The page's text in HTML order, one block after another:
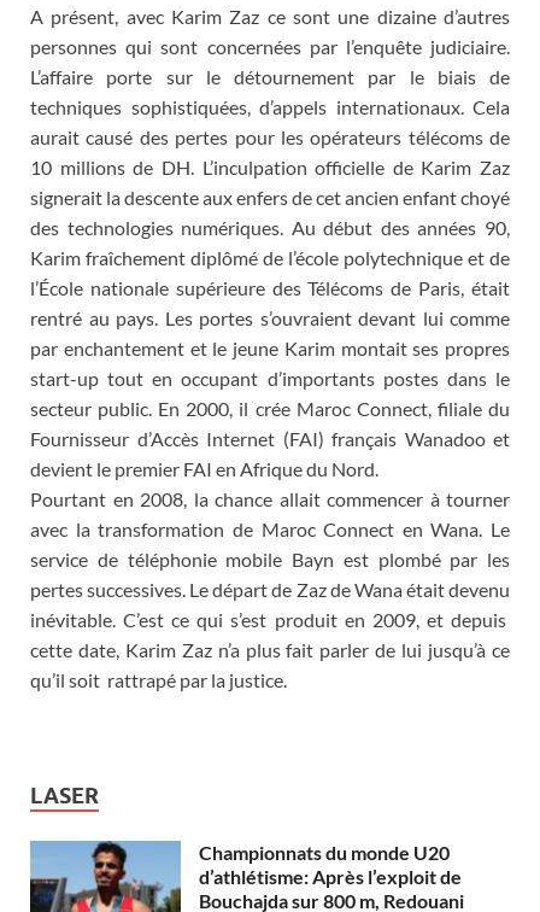
A présent, avec Karim Zaz ce sont une dizaine d’autres
personnes qui sont concernées par l’enquête judiciaire.
L’affaire porte sur le détournement par le biais de
techniques sophistiquées, d’appels internationaux. Cela
aurait causé des pertes pour les opérateurs télécoms de
10 millions de DH. L’inculpation officielle de Karim Zaz
signerait la descente aux enfers de cet ancien enfant choyé
des technologies numériques. Au début des années 90,
Karim fraîchement diplômé de l’école polytechnique et de
l’École nationale supérieure des Télécoms de Paris, était
rentré au pays. Les portes s’ouvraient devant lui comme
par enchantement et le jeune Karim montait ses propres
start-up tout en occupant d’importants postes dans le
secteur public. En 2000, il crée Maroc Connect, filiale du
Fournisseur d’Accès Internet (FAI) français Wanadoo et
devient le premier FAI en Afrique du Nord.
Pourtant en 2008, la chance allait commencer à tourner
avec la transformation de Maroc Connect en Wana. Le
service de téléphonie mobile Bayn est plombé par les
pertes successives. Le départ de Zaz de Wana était devenu
inévitable. C’est ce qui s’est produit en 2009, et depuis
cette date, Karim Zaz n’a plus fait parler de lui jusqu’à ce
qu’il soit rattrapé par la justice.
LASER
Championnats du monde U20
d’athlétisme: Après l’exploit de
Bouchajda sur 800 m, Redouani